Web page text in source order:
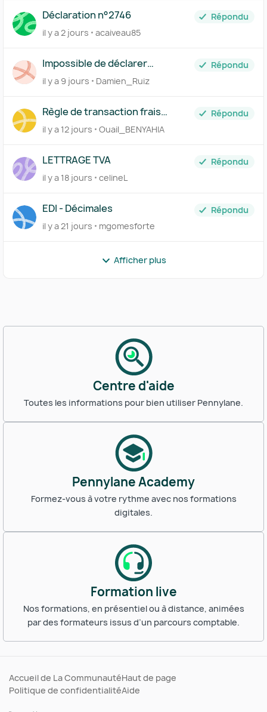
Déclaration n°2746
Répondu
il y a 2 jours
acaiveau85
Impossible de déclarer
l'acompte de TVA du mois de
juillet à néant
Répondu
il y a 9 jours
Damien_Ruiz
Règle de transaction frais
bancaires
Répondu
il y a 12 jours
Ouail_BENYAHIA
LETTRAGE TVA
Répondu
il y a 18 jours
celineL
EDI - Décimales
Répondu
il y a 21 jours
mgomesforte
Afficher plus
Centre d'aide
Toutes les informations pour bien utiliser Pennylane.
Pennylane Academy
Formez-vous à votre rythme avec nos formations
digitales.
Formation live
Nos formations, en présentiel ou à distance, animées
par des formateurs issus d’un parcours comptable.
Accueil de La CommunautéHaut de page
Politique de confidentialitéAide